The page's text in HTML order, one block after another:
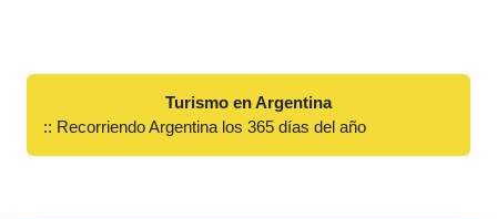
Turismo en Argentina
:: Recorriendo Argentina los 365 días del año